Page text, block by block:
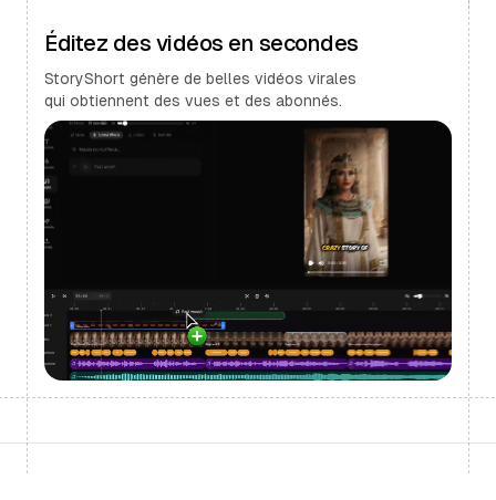
Éditez des vidéos en secondes
StoryShort génère de belles vidéos virales
qui obtiennent des vues et des abonnés.